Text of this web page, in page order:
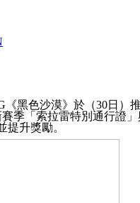
《黑色沙漠》於（30日）
季「索拉雷特別通行證
升獎勵。